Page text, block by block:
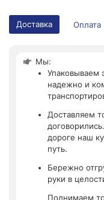
Доставка Оплата
Мы:
Упаковываем
надежно и
Доставляем
дороге наш
путь.
Бережно
руки в
Поднимаем